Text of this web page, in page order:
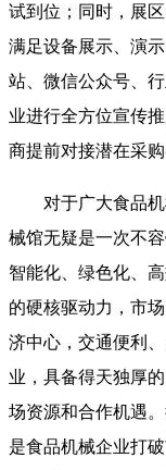
试到位；同时，展
满足设备展示、演
站、微信公众号、
业进行全方位宣传
商提前对接潜在采
对于广大食品
械馆无疑是一次不
智能化、绿色化、
的硬核驱动力，市
济中心，交通便利
业，具备得天独厚
场资源和合作机遇
是食品机械企业打